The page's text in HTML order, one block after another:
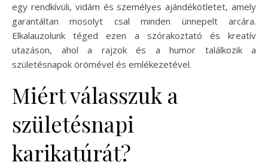
egy rendkívüli, vidám és személyes ajándékötletet, amely
garantáltan mosolyt csal minden ünnepelt arcára.
Elkalauzolunk téged ezen a szórakoztató és kreatív
utazáson, ahol a rajzok és a humor találkozik a
születésnapok örömével és emlékezetével.
Miért válasszuk a
születésnapi
karikatúrát?